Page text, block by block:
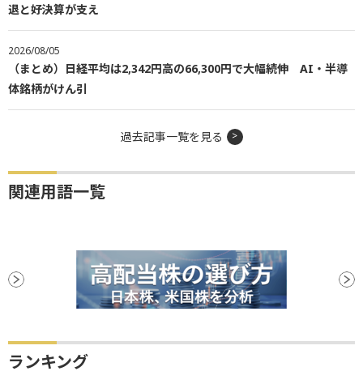
退と好決算が支え
2026/08/05
（まとめ）日経平均は2,342円高の66,300円で大幅続伸 AI・半導
体銘柄がけん引
過去記事一覧を見る
関連用語一覧
ランキング